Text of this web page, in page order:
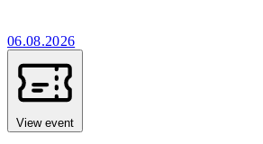
06.08.2026
View event